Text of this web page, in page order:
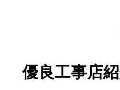
優良工事店